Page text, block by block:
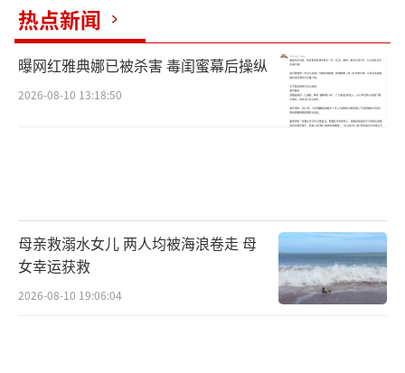
预计，6月15日20时至16日20时，湖南南
部、江西中南部、浙江南部、福建大部、广西
东北部、广东中北部和西南部沿海及甘肃东南
部、陕西西南部、四川盆地北部等地部分地区
有大到暴雨，其中，福建西北部、广东东北部
0毫米，局地可超过70毫米），局地有雷暴大风
等强对流天气。
热点新闻
曝网红雅典娜已被杀害 毒闺蜜幕后操纵
2026-08-10 13:18:50
母亲救溺水女儿 两人均被海浪卷走 母
女幸运获救
2026-08-10 19:06:04